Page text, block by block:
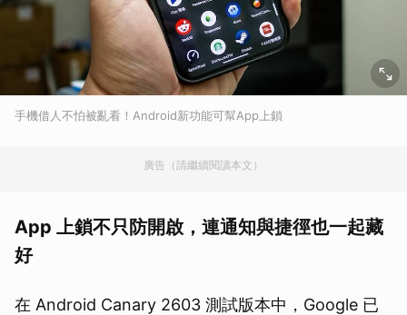
手機借人不怕被亂看！Android新功能可幫App上鎖
廣告（請繼續閱讀本文）
App 上鎖不只防開啟，連通知與捷徑也一起藏
好
在 Android Canary 2603 測試版本中，Google 已